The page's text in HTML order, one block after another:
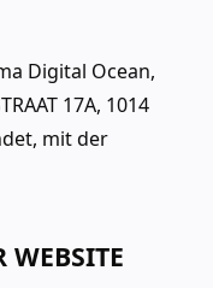
Digital Ocean,
17A, 1014
mit der
WEBSITE